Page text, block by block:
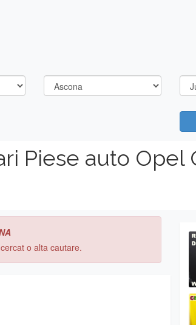
Piese auto Opel
o alta cautare.